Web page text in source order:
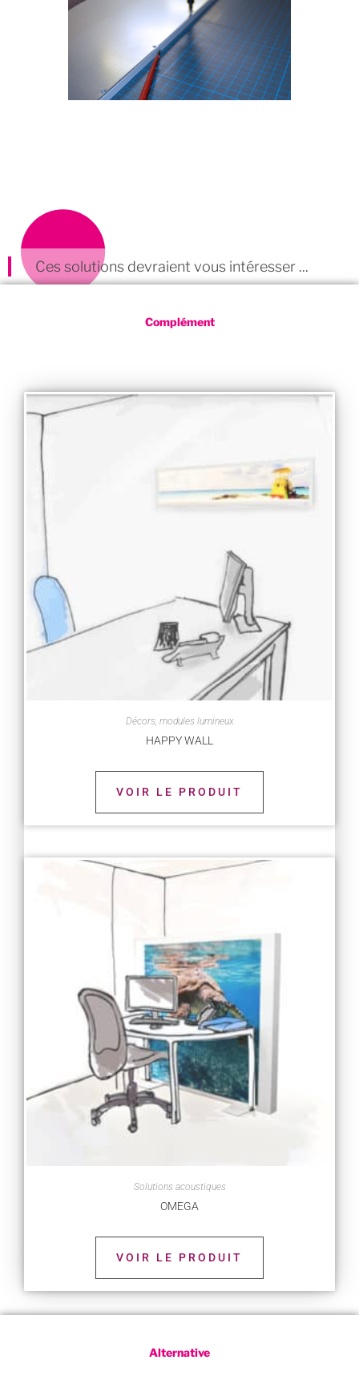
Ces solutions devraient vous intéresser ...
Complément
Décors, modules lumineux
HAPPY WALL
VOIR LE PRODUIT
Solutions acoustiques
OMEGA
VOIR LE PRODUIT
Alternative